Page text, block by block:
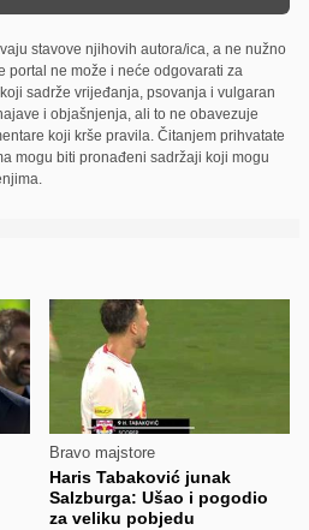
stavove njihovih autora/ica, a ne nužno
portal ne može i neće odgovarati za
sadrže vrijeđanja, psovanja i vulgaran
i objašnjenja, ali to ne obavezuje
koji krše pravila. Čitanjem prihvatate
mogu biti pronađeni sadržaji koji mogu
Bravo majstore
Haris Tabaković junak
Salzburga: Ušao i pogodio
za veliku pobjedu